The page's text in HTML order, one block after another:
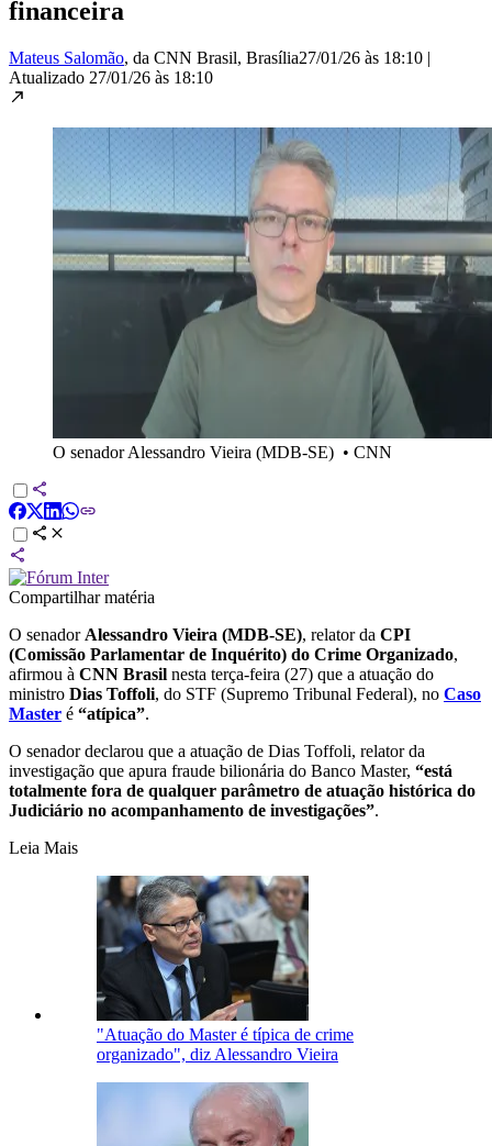
financeira
Mateus Salomão, da CNN Brasil, Brasília27/01/26 às 18:10 |
Atualizado 27/01/26 às 18:10
O senador Alessandro Vieira (MDB-SE) • CNN
Compartilhar matéria
O senador Alessandro Vieira (MDB-SE), relator da CPI
(Comissão Parlamentar de Inquérito) do Crime Organizado,
afirmou à CNN Brasil nesta terça-feira (27) que a atuação do
ministro Dias Toffoli, do STF (Supremo Tribunal Federal), no Caso
Master é “atípica”.
O senador declarou que a atuação de Dias Toffoli, relator da
investigação que apura fraude bilionária do Banco Master, “está
totalmente fora de qualquer parâmetro de atuação histórica do
Judiciário no acompanhamento de investigações”.
Leia Mais
"Atuação do Master é típica de crime
organizado", diz Alessandro Vieira